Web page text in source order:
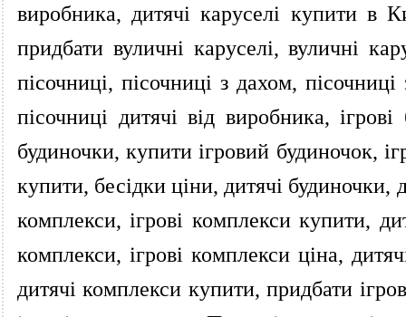
виробника, дитячі каруселі купити в
придбати вуличні каруселі, вуличні
пісочниці, пісочниці з дахом,
пісочниці дитячі від виробника,
будиночки, купити ігровий будиночок,
купити, бесідки ціни, дитячі будиночки,
комплекси, ігрові комплекси купити,
комплекси, ігрові комплекси ціна,
дитячі комплекси купити, придбати